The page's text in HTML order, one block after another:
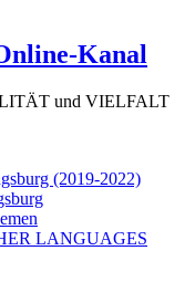
Kanal
und VIELFALT
(2019-2022)
LANGUAGES